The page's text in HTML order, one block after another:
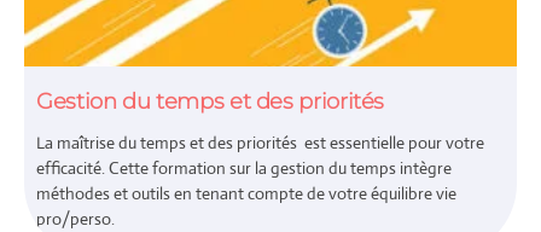
Gestion du temps et des priorités
La maîtrise du temps et des priorités est essentielle pour votre
efficacité. Cette formation sur la gestion du temps intègre
méthodes et outils en tenant compte de votre équilibre vie
pro/perso.